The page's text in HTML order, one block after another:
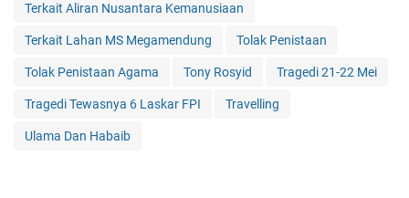
Terkait Aliran Nusantara Kemanusiaan
Terkait Lahan MS Megamendung Tolak Penistaan
Tolak Penistaan Agama Tony Rosyid Tragedi 21-22 Mei
Tragedi Tewasnya 6 Laskar FPI Travelling
Ulama Dan Habaib